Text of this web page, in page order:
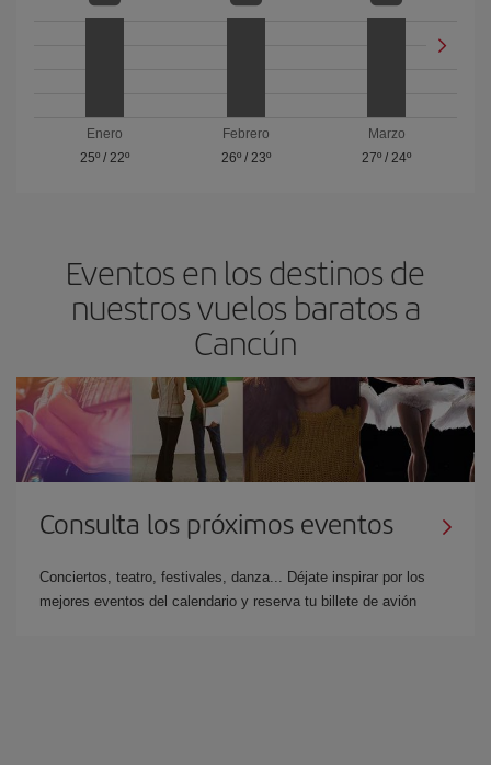
Enero
25º/ 22º
Febrero
26º/ 23º
Marzo
27º /24º
Eventos en los destinos de
nuestros vuelos baratos a
Cancún
Consulta los próximos eventos
Conciertos, teatro, festivales, danza... Déjate inspirar por los
mejores eventos del calendario y reserva tu billete de avión